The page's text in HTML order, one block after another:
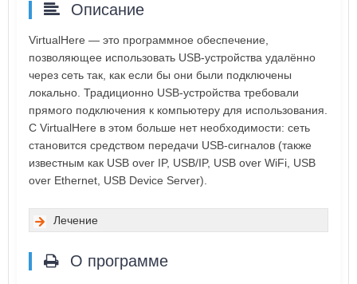
Описание
VirtualHere — это программное обеспечение,
позволяющее использовать USB-устройства удалённо
через сеть так, как если бы они были подключены
локально. Традиционно USB-устройства требовали
прямого подключения к компьютеру для использования.
С VirtualHere в этом больше нет необходимости: сеть
становится средством передачи USB-сигналов (также
известным как USB over IP, USB/IP, USB over WiFi, USB
over Ethernet, USB Device Server).
Лечение
О программе